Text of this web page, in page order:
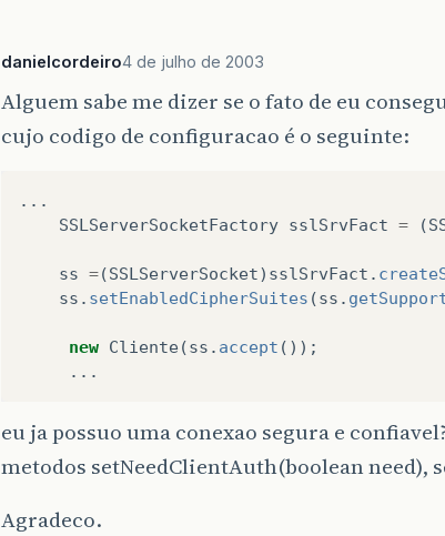
danielcordeiro4 de julho de 2003
Alguem sabe me dizer se o fato de eu
cujo codigo de configuracao é o seguinte:
...
SSLServerSocketFactory sslSrvFact = (
ss =(SSLServerSocket) sslSrvFact .
ss . setEnabledCipherSuites (ss .
new Cliente(ss . accept ());
...
eu ja possuo uma conexao segura e
metodos setNeedClientAuth(boolean need),
Agradeco.